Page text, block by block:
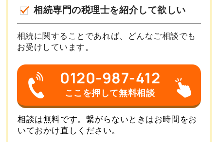
相続専門の税理士を紹介して欲しい
相続に関することであれば、どんなご相談でも
お受けしています。
0120-987-412
ここを押して無料相談
相談は無料です。繋がらないときはお時間をお
いておかけ直しください。